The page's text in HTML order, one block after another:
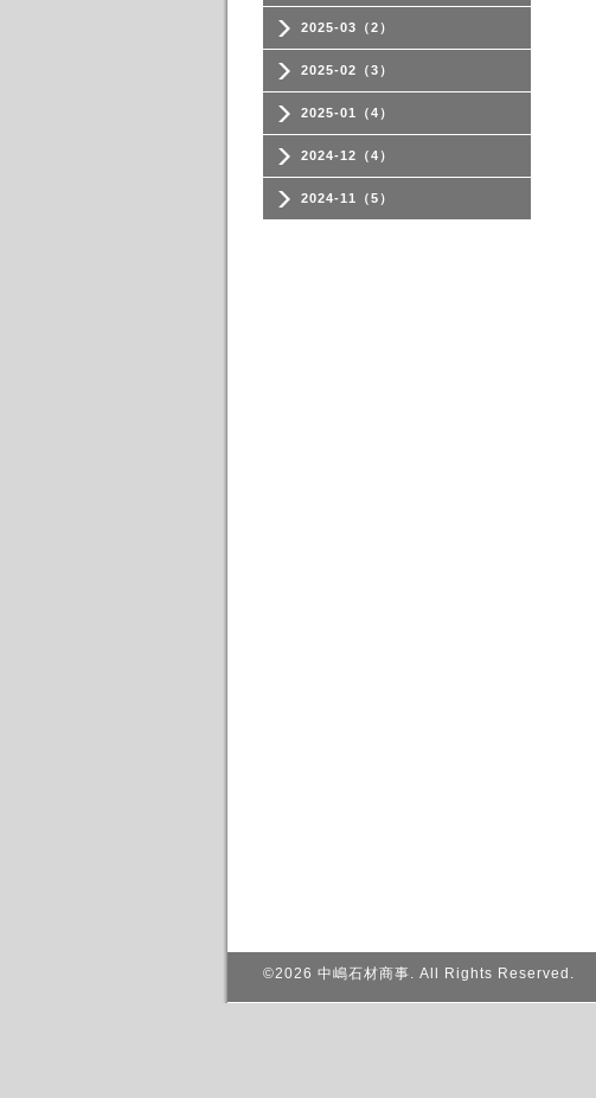
2025-03（2）
2025-02（3）
2025-01（4）
2024-12（4）
2024-11（5）
©2026 中嶋石材商事. All Rights Reserved.